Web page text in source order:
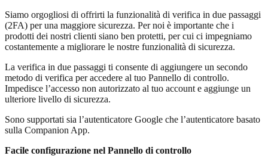
Siamo orgogliosi di offrirti la funzionalità di verifica in due passaggi
(2FA) per una maggiore sicurezza. Per noi è importante che i
prodotti dei nostri clienti siano ben protetti, per cui ci impegniamo
costantemente a migliorare le nostre funzionalità di sicurezza.
La verifica in due passaggi ti consente di aggiungere un secondo
metodo di verifica per accedere al tuo Pannello di controllo.
Impedisce l’accesso non autorizzato al tuo account e aggiunge un
ulteriore livello di sicurezza.
Sono supportati sia l’autenticatore Google che l’autenticatore basato
sulla Companion App.
Facile configurazione nel Pannello di controllo